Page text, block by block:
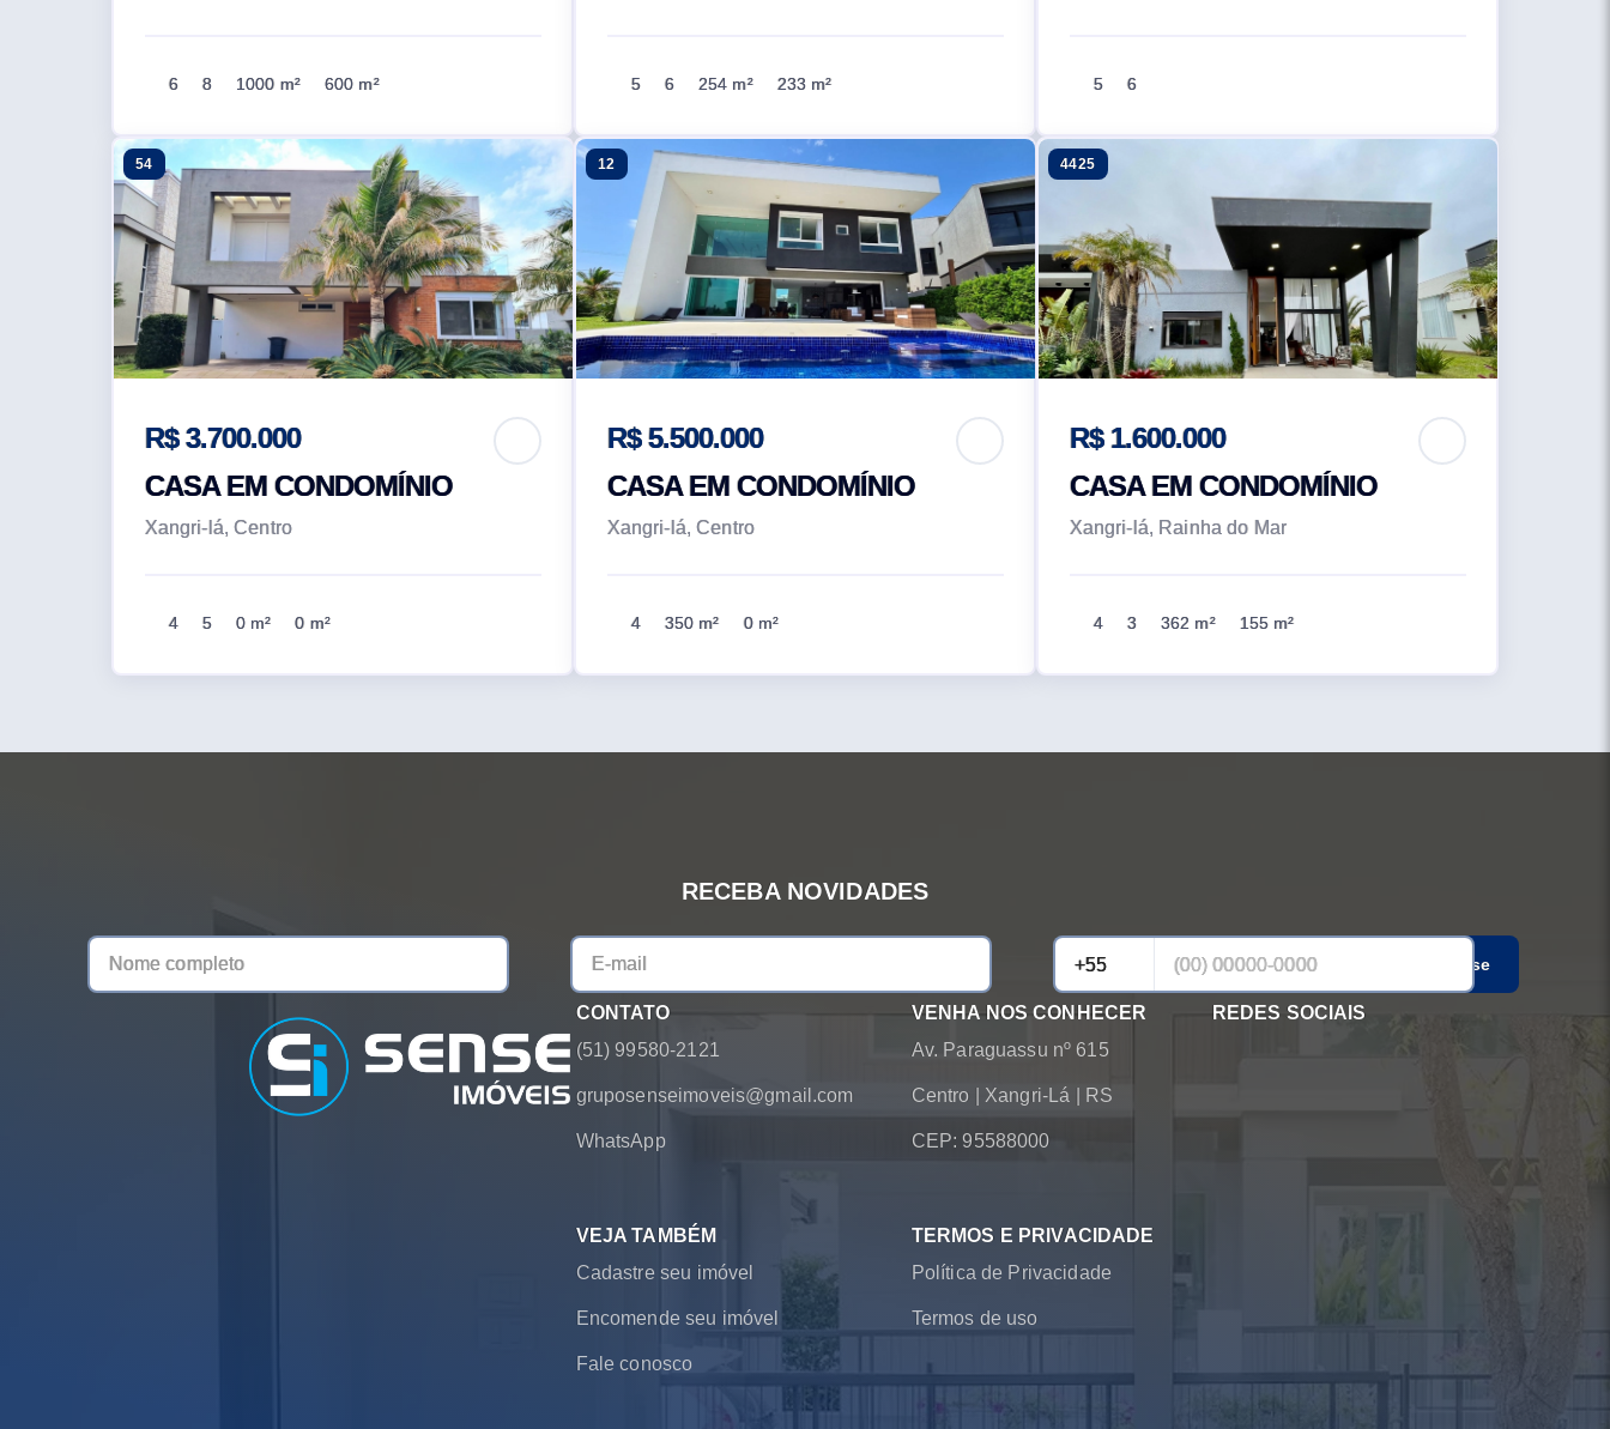
6 8 1000 m² 600 m² 5 6 254 m² 233 m² 5 6
54
R$ 3.700.000
CASA EM CONDOMÍNIO
Xangri-lá, Centro
4 5 0 m² 0 m²
12
R$ 5.500.000
CASA EM CONDOMÍNIO
Xangri-lá, Centro
4 350 m² 0 m²
4425
R$ 1.600.000
CASA EM CONDOMÍNIO
Xangri-lá, Rainha do Mar
4 3 362 m² 155 m²
RECEBA NOVIDADES
Cadastrar-se
CONTATO
(51) 99580-2121
gruposenseimoveis@gmail.com
WhatsApp
VENHA NOS CONHECER
Av. Paraguassu nº 615
Centro Xangri-Lá RS
CEP: 95588000
REDES SOCIAIS
VEJA TAMBÉM
Cadastre seu imóvel
Encomende seu imóvel
Fale conosco
TERMOS E PRIVACIDADE
Política de Privacidade
Termos de uso